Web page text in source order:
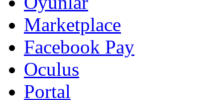
Marketplace
Facebook Pay
Oculus
Portal